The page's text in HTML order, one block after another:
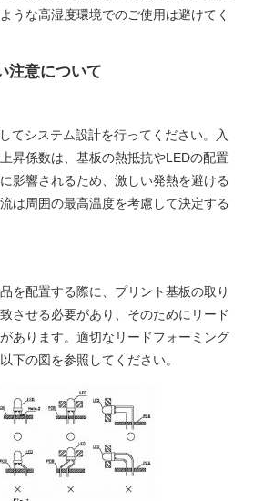
うな高湿度環境でのご使用は避けてく
注意について
てシステム設計を行ってください。入
昇係数は、基板の熱抵抗やLEDの配置
影響されるため、激しい発熱を避ける
は周囲の最高温度を考慮して決定する
を配置する際に、プリント基板の取り
させる必要があり、そのためにリード
あります。適切なリードフォーミング
下の図を参照してください。